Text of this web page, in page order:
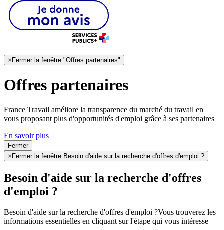
× Fermer la fenêtre "Offres partenaires"
Offres partenaires
France Travail améliore la transparence du marché du travail en
vous proposant plus d'opportunités d'emploi grâce à ses partenaires
En savoir plus
Fermer
×Fermer la fenêtre Besoin d'aide sur la recherche d'offres d'emploi ?
Besoin d'aide sur la recherche d'offres
d'emploi ?
Besoin d'aide sur la recherche d'offres d'emploi ?Vous trouverez les
informations essentielles en cliquant sur l'étape qui vous intéresse